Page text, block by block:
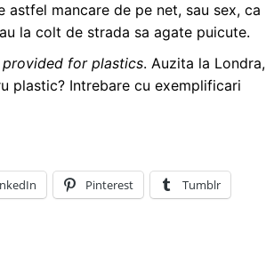
astfel mancare de pe net, sau sex, ca
la colt de strada sa agate puicute.
for plastics. Auzita la Londra,
plastic? Intrebare cu exemplificari
Pinterest Tumblr